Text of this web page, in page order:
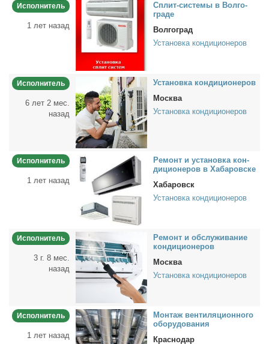
Исполнитель
1 лет назад
Сплит-си­сте­мы в Вол­го­
гра­де
Волгоград
Установка кондиционеров
Исполнитель
6 лет 2 мес.
назад
Уста­нов­ка кон­ди­ци­о­не­ров
Москва
Установка кондиционеров
Исполнитель
1 лет назад
Ре­монт и уста­нов­ка кон­
ди­ци­о­не­ров в Ха­ба­ров­ске
Хабаровск
Установка кондиционеров
Исполнитель
3 г. 8 мес.
назад
Ре­монт и об­слу­жи­ва­ние
кон­ди­ци­о­не­ров
Москва
Установка кондиционеров
Исполнитель
1 лет назад
Мон­таж вен­ти­ля­ци­он­но­го
обо­ру­до­ва­ния
Краснодар